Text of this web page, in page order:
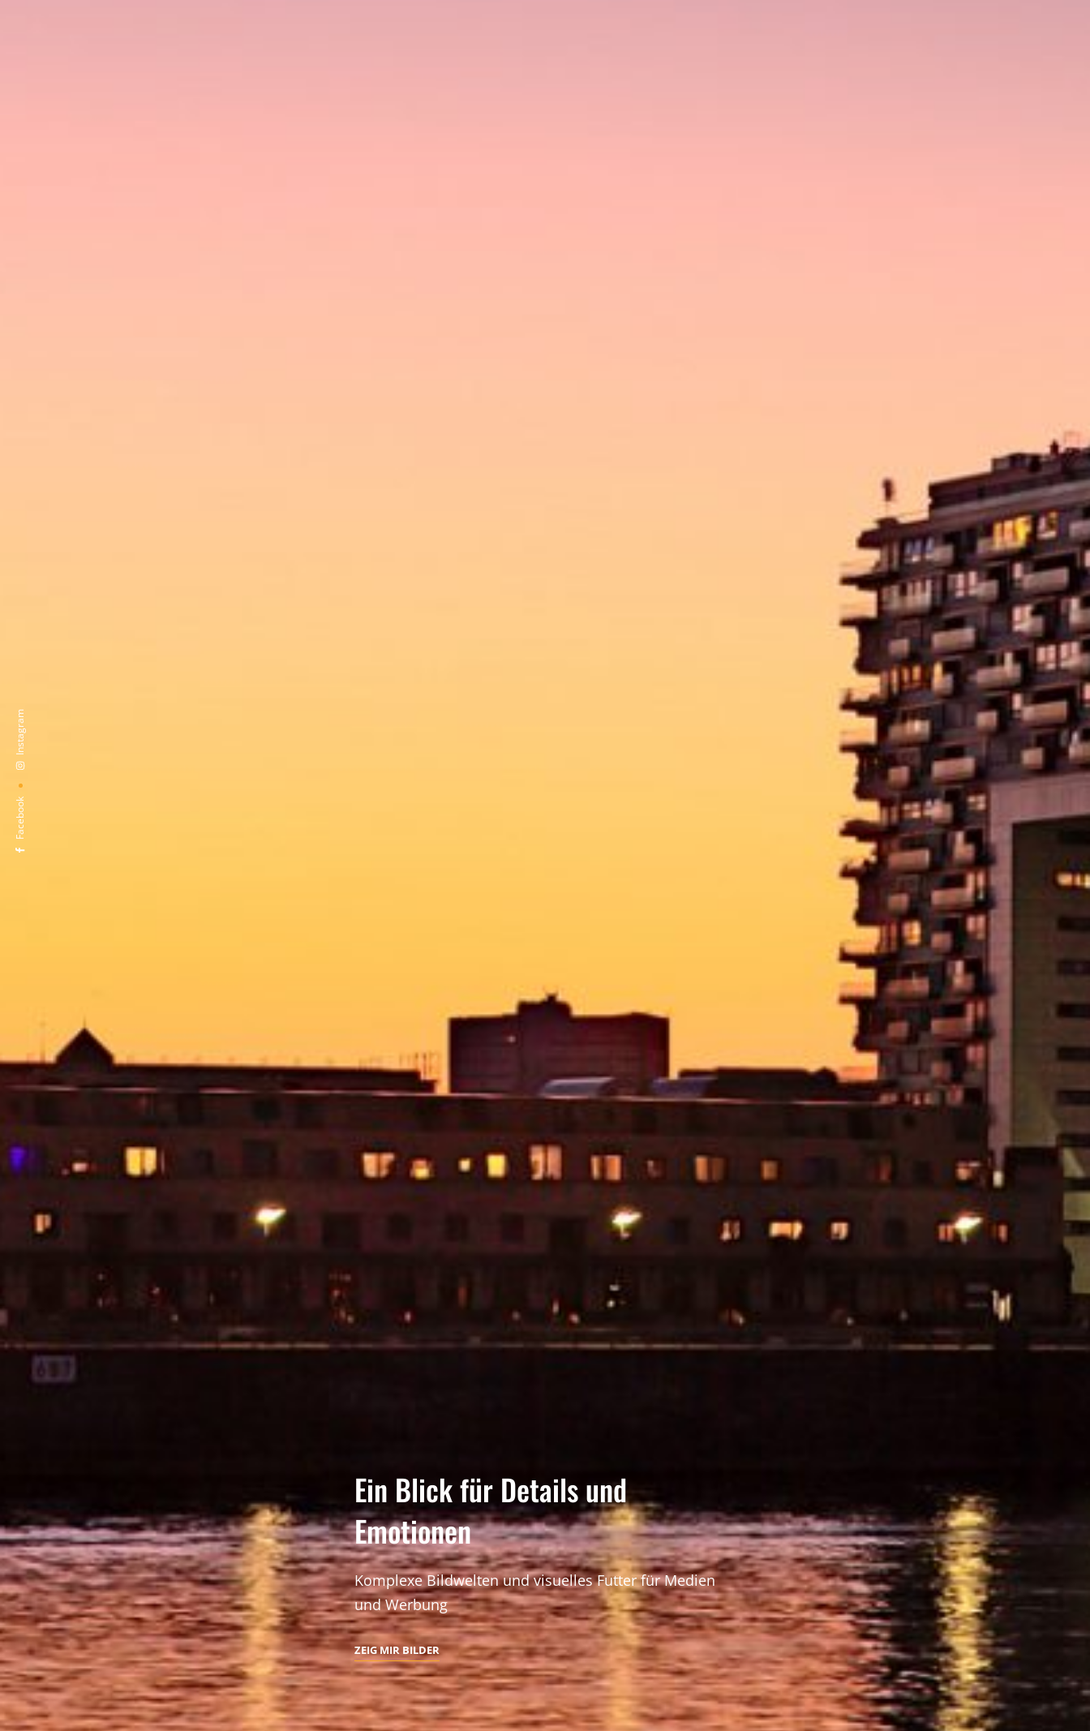
Facebook
Instagram
Ein Blick für Details und
Emotionen
Komplexe Bildwelten und visuelles Futter für Medien
und Werbung
ZEIG MIR BILDERZEIG
MIR
BILDER